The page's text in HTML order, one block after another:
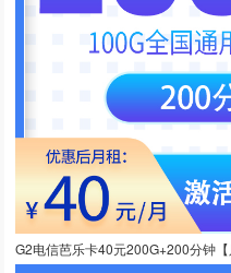
G2电信芭乐卡40元200G+200分钟【